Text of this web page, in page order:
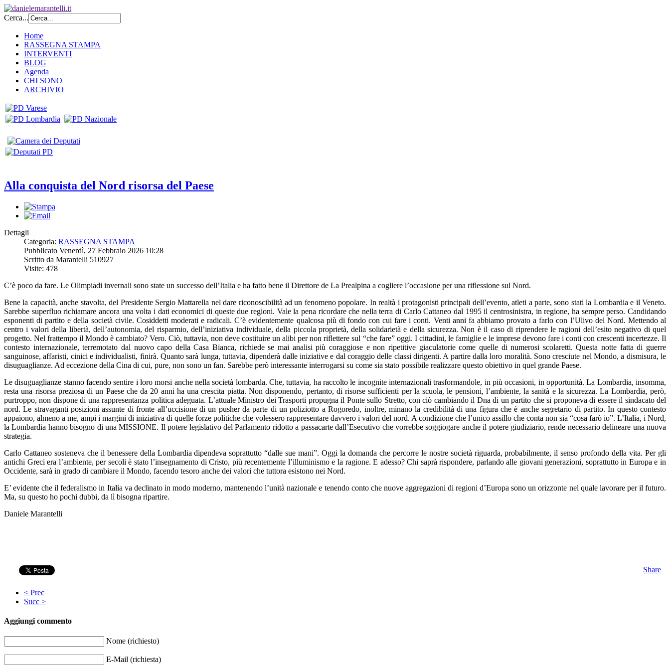
Cerca...
Home
RASSEGNA STAMPA
INTERVENTI
BLOG
Agenda
CHI SONO
ARCHIVIO
Alla conquista del Nord risorsa del Paese
Dettagli
Categoria: RASSEGNA STAMPA
Pubblicato Venerdì, 27 Febbraio 2026 10:28
Scritto da Marantelli 510927
Visite: 478
C’è poco da fare. Le Olimpiadi invernali sono state un successo dell’Italia e ha fatto bene il Direttore de La Prealpina a cogliere l’occasione per una riflessione sul Nord.
Bene la capacità, anche stavolta, del Presidente Sergio Mattarella nel dare riconoscibilità ad un fenomeno popolare. In realtà i protagonisti principali dell’evento, atleti a parte, sono stati la Lombardia e il Veneto.
Sarebbe superfluo richiamare ancora una volta i dati economici di queste due regioni. Vale la pena ricordare che nella terra di Carlo Cattaneo dal 1995 il centrosinistra, in regione, ha sempre perso. Candidando
esponenti di partito e della società civile. Cosiddetti moderati e radicali. C’è evidentemente qualcosa più di fondo con cui fare i conti. Venti anni fa abbiamo provato a farlo con l’Ulivo del Nord. Mettendo al
centro i valori della libertà, dell’autonomia, del risparmio, dell’iniziativa individuale, della piccola proprietà, della solidarietà e della sicurezza. Non è il caso di riprendere le ragioni dell’esito negativo di quel
progetto. Nel frattempo il Mondo è cambiato? Vero. Ciò, tuttavia, non deve costituire un alibi per non riflettere sul “che fare” oggi. I cittadini, le famiglie e le imprese devono fare i conti con crescenti incertezze. Il
contesto internazionale, terremotato dal nuovo capo della Casa Bianca, richiede se mai analisi più coraggiose e non ripetitive giaculatorie come quelle di numerosi scolaretti. Questa notte fatta di guerre
sanguinose, affaristi, cinici e individualisti, finirà. Quanto sarà lunga, tuttavia, dipenderà dalle iniziative e dal coraggio delle classi dirigenti. A partire dalla loro moralità. Sono cresciute nel Mondo, a dismisura, le
disuguaglianze. Ad eccezione della Cina di cui, pure, non sono un fan. Sarebbe però interessante interrogarsi su come sia stato possibile realizzare questo obiettivo in quel grande Paese.
Le disuguaglianze stanno facendo sentire i loro morsi anche nella società lombarda. Che, tuttavia, ha raccolto le incognite internazionali trasformandole, in più occasioni, in opportunità. La Lombardia, insomma,
resta una risorsa preziosa di un Paese che da 20 anni ha una crescita piatta. Non disponendo, pertanto, di risorse sufficienti per la scuola, le pensioni, l’ambiente, la sanità e la sicurezza. La Lombardia, però,
purtroppo, non dispone di una rappresentanza politica adeguata. L’attuale Ministro dei Trasporti propugna il Ponte sullo Stretto, con ciò cambiando il Dna di un partito che si proponeva di essere il sindacato del
nord. Le stravaganti posizioni assunte di fronte all’uccisione di un pusher da parte di un poliziotto a Rogoredo, inoltre, minano la credibilità di una figura che è anche segretario di partito. In questo contesto
appaiono, almeno a me, ampi i margini di iniziativa di quelle forze politiche che volessero rappresentare davvero i valori del nord. A condizione che l’unico assillo che conta non sia “cosa farò io”. L’Italia, i Nord,
la Lombardia hanno bisogno di una MISSIONE. Il potere legislativo del Parlamento ridotto a passacarte dall’Esecutivo che vorrebbe soggiogare anche il potere giudiziario, rende necessario delineare una nuova
strategia.
Carlo Cattaneo sosteneva che il benessere della Lombardia dipendeva soprattutto “dalle sue mani”. Oggi la domanda che percorre le nostre società riguarda, probabilmente, il senso profondo della vita. Per gli
antichi Greci era l’ambiente, per secoli è stato l’insegnamento di Cristo, più recentemente l’illuminismo e la ragione. E adesso? Chi saprà rispondere, parlando alle giovani generazioni, soprattutto in Europa e in
Occidente, sarà in grado di cambiare il Mondo, facendo tesoro anche dei valori che tuttora esistono nei Nord.
E’ evidente che il federalismo in Italia va declinato in modo moderno, mantenendo l’unità nazionale e tenendo conto che nuove aggregazioni di regioni d’Europa sono un orizzonte nel quale lavorare per il futuro.
Ma, su questo ho pochi dubbi, da lì bisogna ripartire.
Daniele Marantelli
Share
< Prec
Succ >
Aggiungi commento
Nome (richiesto)
E-Mail (richiesta)